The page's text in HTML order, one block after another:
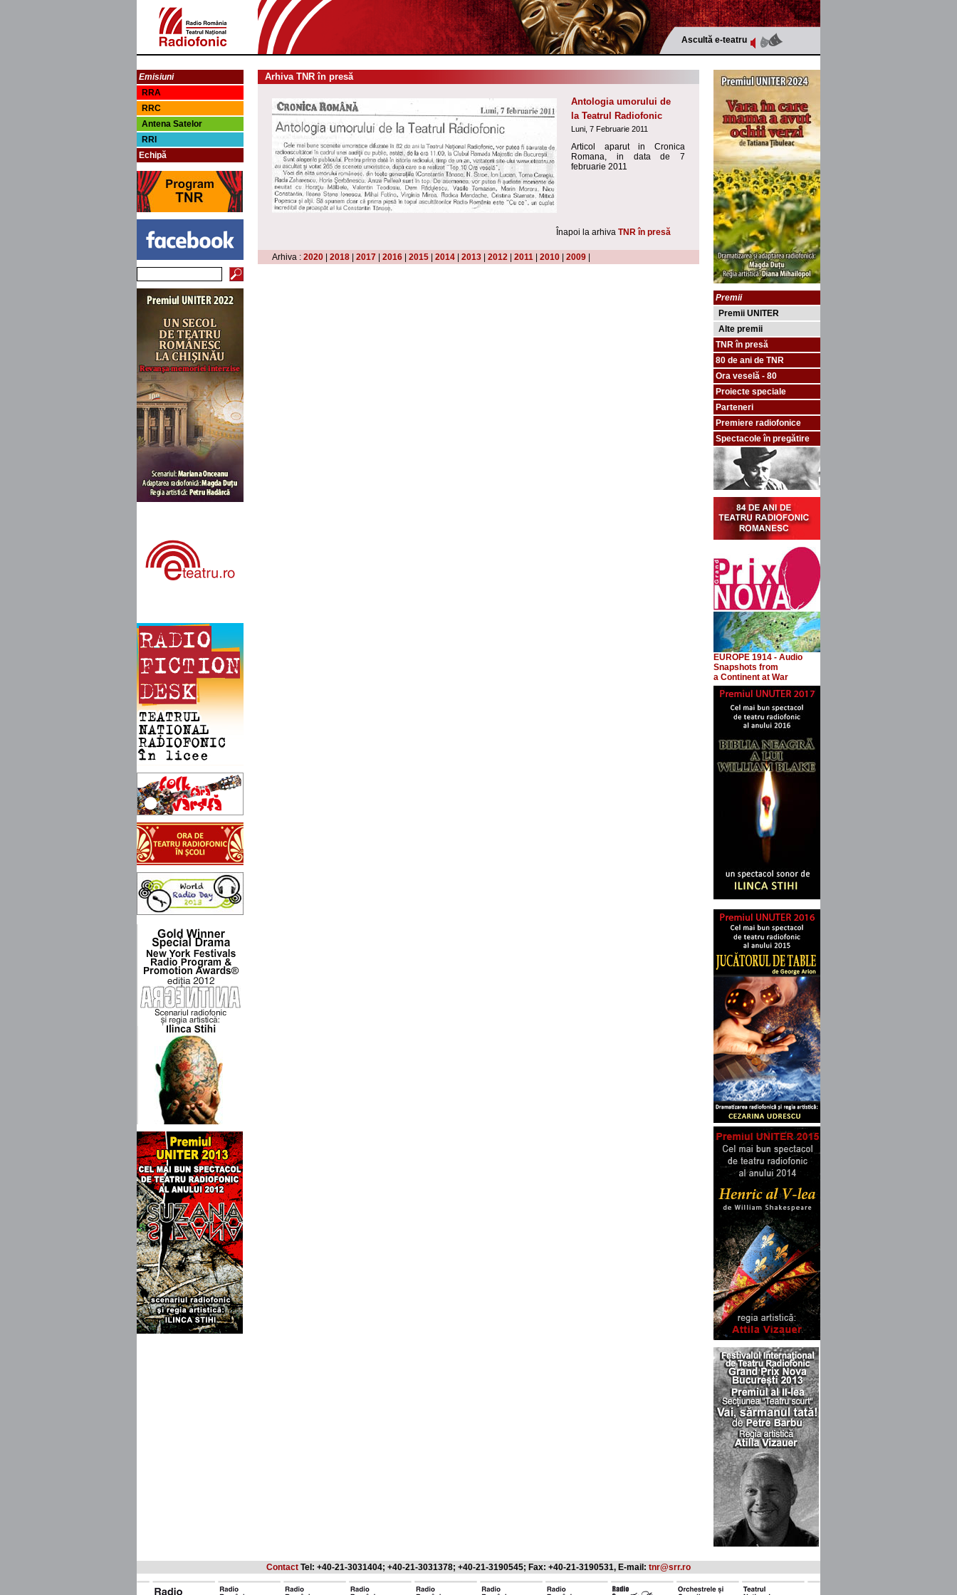
Ascultă e-teatru
Emisiuni
RRA
RRC
Antena Satelor
RRI
Echipă
Arhiva TNR în presă
Antologia umorului de
la Teatrul Radiofonic
Luni, 7 Februarie 2011
Articol aparut in Cronica
Romana, in data de 7
februarie 2011
Înapoi la arhiva TNR în presă
Arhiva : 2020 2018 2017 2016 2015 2014 2013 2012 2011 2010 2009
Premii
Premii UNITER
Alte premii
TNR în presă
80 de ani de TNR
Ora veselă - 80
Proiecte speciale
Parteneri
Premiere radiofonice
Spectacole în pregătire
EUROPE 1914 - Audio
Snapshots from
a Continent at War
Contact Tel: +40-21-3031404; +40-21-3031378; +40-21-3190545; Fax: +40-21-3190531, E-mail: tnr@srr.ro